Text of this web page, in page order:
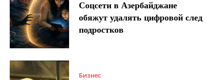
Соцсети в Азербайджане
обяжут удалять цифровой след
подростков
Бизнес